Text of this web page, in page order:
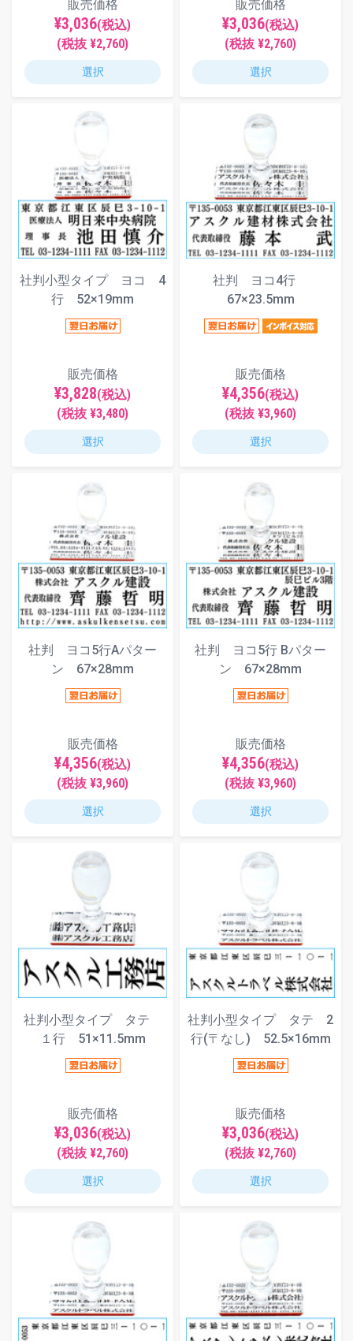
販売価格
¥3,036(税込)
(税抜 ¥2,760)
選択
販売価格
¥3,036(税込)
(税抜 ¥2,760)
選択
社判小型タイプ ヨコ 4
行 52×19mm
販売価格
¥3,828(税込)
(税抜 ¥3,480)
選択
社判 ヨコ4行
67×23.5mm
販売価格
¥4,356(税込)
(税抜 ¥3,960)
選択
社判 ヨコ5行Aパター
ン 67×28mm
販売価格
¥4,356(税込)
(税抜 ¥3,960)
選択
社判 ヨコ5行 Bパター
ン 67×28mm
販売価格
¥4,356(税込)
(税抜 ¥3,960)
選択
社判小型タイプ タテ
１行 51×11.5mm
販売価格
¥3,036(税込)
(税抜 ¥2,760)
選択
社判小型タイプ タテ 2
行(〒なし) 52.5×16mm
販売価格
¥3,036(税込)
(税抜 ¥2,760)
選択